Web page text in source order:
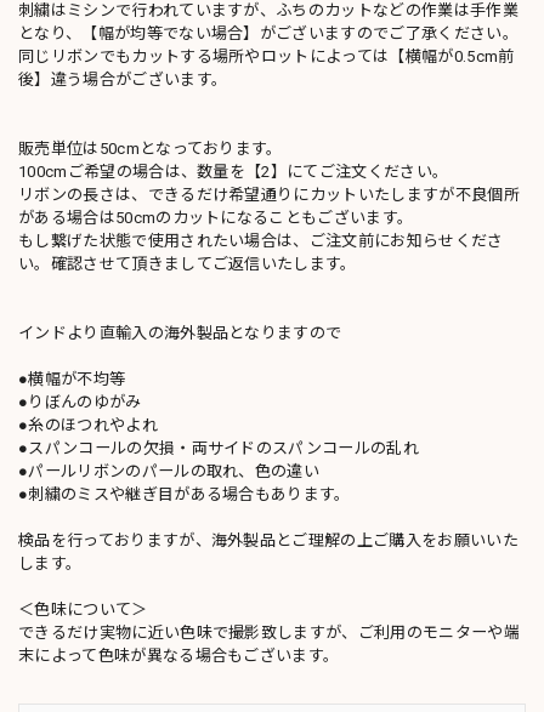
刺繍はミシンで行われていますが、ふちのカットなどの作業は手作業
となり、【幅が均等でない場合】がございますのでご了承ください。
同じリボンでもカットする場所やロットによっては【横幅が0.5cm前
後】違う場合がございます。
販売単位は50cmとなっております。
100cmご希望の場合は、数量を【2】にてご注文ください。
リボンの長さは、できるだけ希望通りにカットいたしますが不良個所
がある場合は50cmのカットになることもございます。
もし繋げた状態で使用されたい場合は、ご注文前にお知らせくださ
い。確認させて頂きましてご返信いたします。
インドより直輸入の海外製品となりますので
●横幅が不均等
●りぼんのゆがみ
●糸のほつれやよれ
●スパンコールの欠損・両サイドのスパンコールの乱れ
●パールリボンのパールの取れ、色の違い
●刺繍のミスや継ぎ目がある場合もあります。
検品を行っておりますが、海外製品とご理解の上ご購入をお願いいた
します。
＜色味について＞
できるだけ実物に近い色味で撮影致しますが、ご利用のモニターや端
末によって色味が異なる場合もございます。